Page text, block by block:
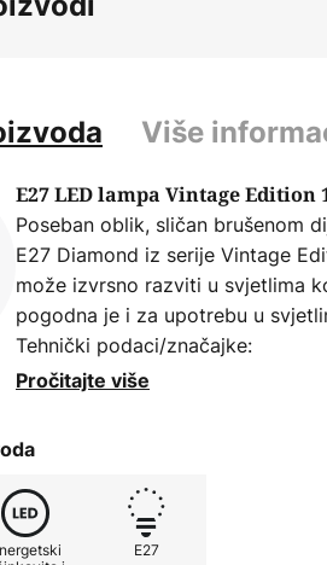
Više
E27 LED lampa Vintage Edition
Poseban oblik, sličan brušenom
E27 Diamond iz serije Vintage
može izvrsno razviti u svjetlima
pogodna je i za upotrebu u
Tehnički podaci/značajke:
- Boja svjetla toplo bijela (2400 K)
- Usporedna vrijednost žarulje sa
- nije prigušiva
Pročitajte više
E27